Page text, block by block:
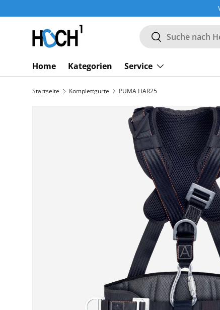
DIREKT ZUM INHALT
Suchen
Suchen
Home Kategorien Service
Startseite Komplettgurte PUMA HAR25